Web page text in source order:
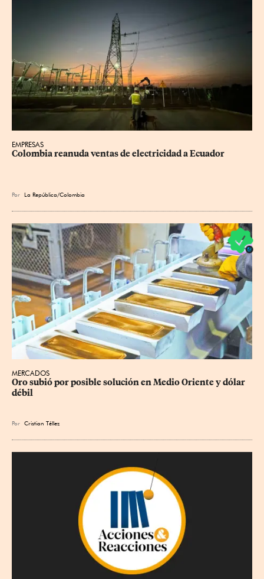
EMPRESAS
Colombia reanuda ventas de electricidad a Ecuador
Por La República/Colombia
MERCADOS
Oro subió por posible solución en Medio Oriente y dólar
débil
Por Cristian Téllez